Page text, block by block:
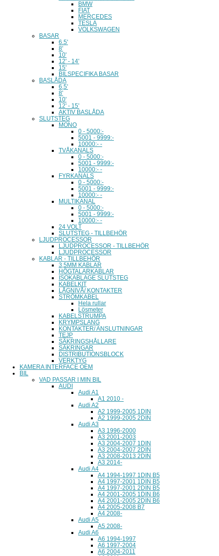
BMW
FIAT
MERCEDES
TESLA
VOLKSWAGEN
BASAR
6.5'
8'
10'
12' - 14'
15'
BILSPECIFIKA BASAR
BASLÅDA
6,5'
8'
10'
12' - 15'
AKTIV BASLÅDA
SLUTSTEG
MONO
0 - 5000:-
5001 - 9999:-
10000:- -
TVÅKANALS
0 - 5000:-
5001 - 9999:-
10000:- -
FYRKANALS
0 - 5000:-
5001 - 9999:-
10000:- -
MULTIKANAL
0 - 5000:-
5001 - 9999:-
10000:- -
24 VOLT
SLUTSTEG - TILLBEHÖR
LJUDPROCESSOR
LJUDPROCESSOR - TILLBEHÖR
LJUDPROCESSOR
KABLAR - TILLBEHÖR
3,5MM KABLAR
HÖGTALARKABLAR
ISOKABLAGE SLUTSTEG
KABELKIT
LÅGNIVÅ/ KONTAKTER
STRÖMKABEL
Hela rullar
Lösmeter
KABELSTRUMPA
KRYMPSLANG
KONTAKTER/ ANSLUTNINGAR
TEJP
SÄKRINGSHÅLLARE
SÄKRINGAR
DISTRIBUTIONSBLOCK
VERKTYG
KAMERA INTERFACE OEM
BIL
VAD PASSAR I MIN BIL
AUDI
Audi A1
A1 2010 -
Audi A2
A2 1999-2005 1DIN
A2 1999-2005 2DIN
Audi A3
A3 1996-2000
A3 2001-2003
A3 2004-2007 1DIN
A3 2004-2007 2DIN
A3 2008-2013 2DIN
A3 2014-
Audi A4
A4 1994-1997 1DIN B5
A4 1997-2001 1DIN B5
A4 1997-2001 2DIN B5
A4 2001-2005 1DIN B6
A4 2001-2005 2DIN B6
A4 2005-2008 B7
A4 2008-
Audi A5
A5 2008-
Audi A6
A6 1994-1997
A6 1997-2004
A6 2004-2011